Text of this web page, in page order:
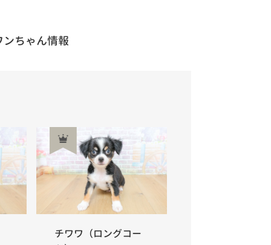
ちゃん情報
チワワ（ロングコー